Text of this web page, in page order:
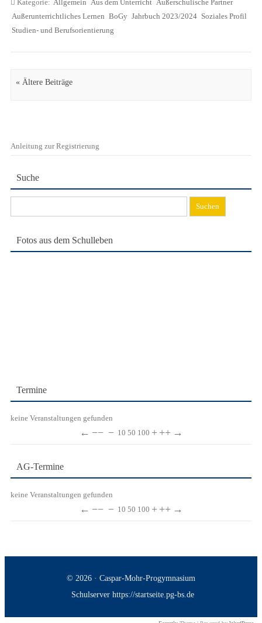
Kategorie: Allgemein Aus dem Unterricht Außerschulische Partner
Außerunterrichtliches Lernen BoGy Jahrbuch 2023/2024 Soziales Profil
Studien- und Berufsorientierung
Artikel Navigation
« Ältere Beiträge
Anleitung zur Registrierung
Suche
nach:
Fotos aus dem Schulleben
Termine
keine Veranstaltungen gefunden
← −− − 10 50 100 + ++ →
AG-Termine
keine Veranstaltungen gefunden
← −− − 10 50 100 + ++ →
© 2026 · Caspar-Mohr-Progymnasium
Schulserver https://startseite.pg-bs.de